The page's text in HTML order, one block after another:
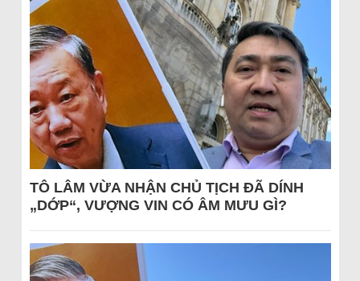
TÔ LÂM VỪA NHẬN CHỦ TỊCH ĐÃ DÍNH
„DỚP“, VƯỢNG VIN CÓ ÂM MƯU GÌ?